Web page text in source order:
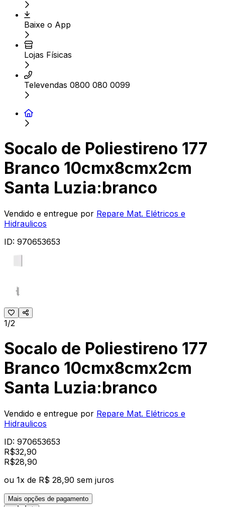
Baixe o App
Lojas Físicas
Televendas 0800 080 0099
Socalo de Poliestireno 177
Branco 10cmx8cmx2cm
Santa Luzia:branco
Vendido e entregue por Repare Mat. Elétricos e
Hidraulicos
ID: 970653653
1/2
Socalo de Poliestireno 177
Branco 10cmx8cmx2cm
Santa Luzia:branco
Vendido e entregue por Repare Mat. Elétricos e
Hidraulicos
ID: 970653653
R$32,90
R$28,90
ou 1x de R$ 28,90 sem juros
Mais opções de pagamento